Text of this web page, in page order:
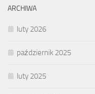
ARCHIWA
luty 2026
październik 2025
luty 2025